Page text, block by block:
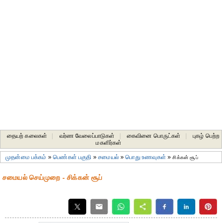
தையற் கலைகள் வர்ண வேலைப்பாடுகள் கைவினை பொருட்கள்
புகழ் பெற்ற
மகளிர்கள்
முதன்மை பக்கம் »பெண்கள் பகுதி »சமையல்»பொது உணவுகள் »சிக்கன் சூப்
சமையல் செய்முறை - சிக்கன் சூப்